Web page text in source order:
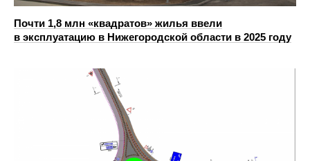
Почти 1,8 млн «квадратов» жилья ввели
в эксплуатацию в Нижегородской области в 2025 году